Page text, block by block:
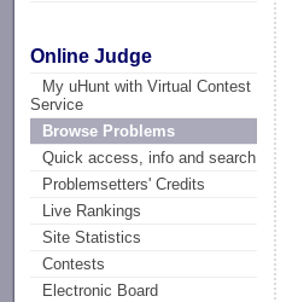
Online Judge
My uHunt with Virtual Contest
Service
Browse Problems
Quick access, info and search
Problemsetters' Credits
Live Rankings
Site Statistics
Contests
Electronic Board